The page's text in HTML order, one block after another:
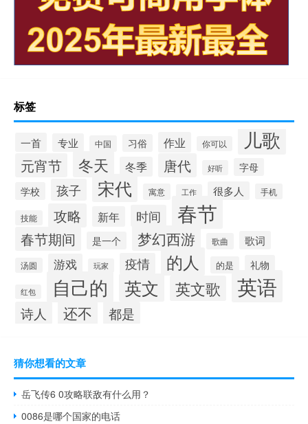
标签
一首 专业 中国 习俗 作业 你可以 儿歌
元宵节 冬天 冬季 唐代 好听
字母
学校
孩子 宋代 寓意 工作 很多人 手机
技能 攻略 新年 时间 春节
春节期间 是一个 梦幻西游 歌曲 歌词
汤圆 游戏 玩家 疫情 的人 的是 礼物
红包 自己的 英文 英文歌 英语
诗人 还不 都是
猜你想看的文章
岳飞传6 0攻略联敌有什么用？
0086是哪个国家的电话